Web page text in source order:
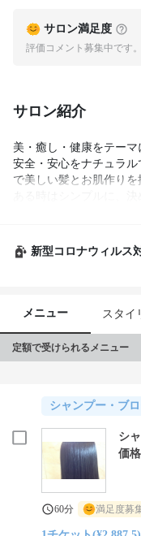
サロン満足度
評価コメント募集中です
サロン紹介
美・癒し・健康をテーマ
安全・安心をナチュラ
で美しい髪とお肌作りを
ある時はシンプルに、
ヘアーはもちろん、メ
単マッサージまで、ト
新型コロナウィルス
メニュー スタイ
定額で受けられるメニュー
シャンプー・ブ
シ
価格
60分 満足度募